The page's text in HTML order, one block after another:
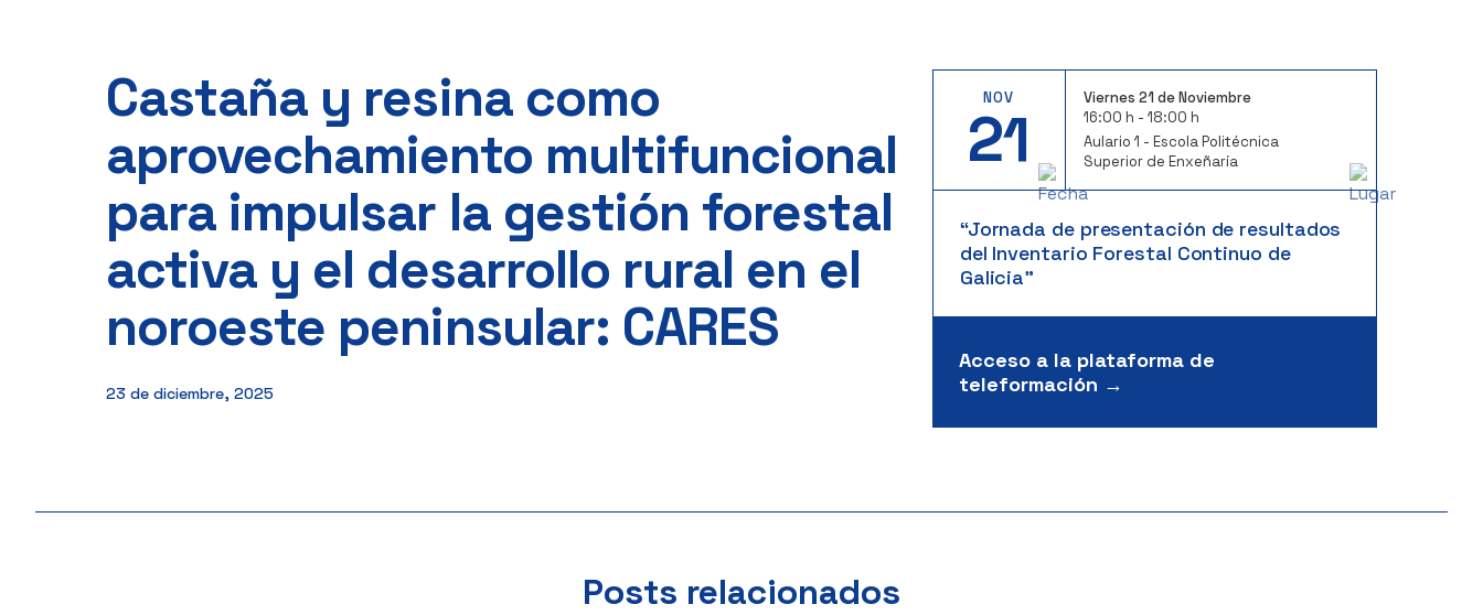
Castaña y resina como
aprovechamiento multifuncional
para impulsar la gestión forestal
activa y el desarrollo rural en el
noroeste peninsular: CARES
23 de diciembre, 2025
NOV
21
Viernes 21 de Noviembre
16:00 h - 18:00 h
Aulario 1 - Escola Politécnica
Superior de Enxeñaría
“Jornada de presentación de resultados
del Inventario Forestal Continuo de
Galicia”
Acceso a la plataforma de
teleformación →
Posts relacionados